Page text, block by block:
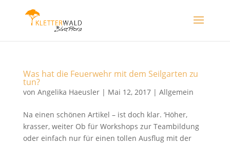
Was hat die Feuerwehr mit dem Seilgarten zu
tun?
von Angelika Haeusler| Mai 12, 2017| Allgemein
Na einen schönen Artikel – ist doch klar. ‘Höher,
krasser, weiter Ob für Workshops zur Teambildung
oder einfach nur für einen tollen Ausflug mit der